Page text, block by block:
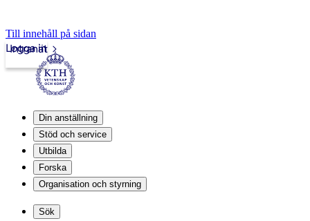
Till innehåll på sidan
Intranät
Logga in
Din anställning
Stöd och service
Utbilda
Forska
Organisation och styrning
Sök